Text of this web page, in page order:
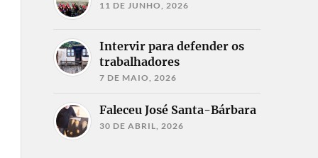
11 DE JUNHO, 2026
Intervir para defender os
trabalhadores
7 DE MAIO, 2026
Faleceu José Santa-Bárbara
30 DE ABRIL, 2026